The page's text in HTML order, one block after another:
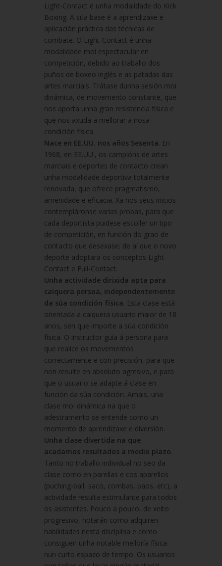
Light-Contact é unha modalidade do Kick
Boxing. A súa base é a aprendizaxe e
aplicación práctica das técnicas de
combate. O Light-Contact é unha
modalidade moi espectacular en
competición, debido ao traballo dos
puños de boxeo inglés e as patadas das
artes marciais. Trátase dunha sesión moi
dinámica, de movemento constante, que
nos aporta unha gran resistencia física e
que nos axuda a mellorar a nosa
condición física.
Nace en EE.UU. nos años Sesenta. En
1968, en EE.UU., os campións de artes
marciais e deportes de contacto crean
unha modalidade deportiva totalmente
renovada, que ofrece pragmatismo,
amenidade e eficacia. Xa nos seus inicios
contempláronse varias probas, para que
cada deportista puidese escoller un tipo
de competición, en función do grao de
contacto que desexase; de aí que o novo
deporte adoptara os conceptos Light-
Contact e Full-Contact.
Unha actividade dirixida apta para
calquera persoa, independentemente
da súa condición física. Esta clase está
orientada a calquera usuario maior de 18
anos, sen que importe a súa condición
física. O instructor guía á persona para
que realice os movementos
correctamente e con precisión, para que
non resulte en absoluto agresivo, e para
que o usuario se adapte á clase en
función da súa condición. Amais, una
clase moi dinámica na que o
adestramento se entende como un
momento de aprendizaxe e diversión.
Unha clase divertida na que
acadamos resultados a medio plazo.
Tanto no traballo individual no seo da
clase como en parellas e cos aparellos
(puching-ball, saco, combas, paos, etc), a
actividade resulta estimulante para todos
os asistentes. Pouco a pouco, de xeito
progresivo, notarán como adquiren
habilidades nesta disciplina e como
consiguen unha notable melloría física
nun curto espazo de tempo. Os usuarios